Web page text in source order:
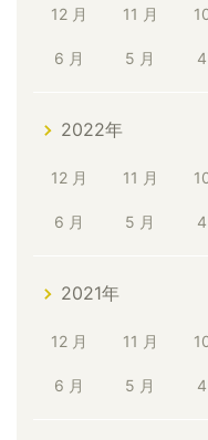
12 月 11 月
6 月 5 月
2022年
12 月 11 月
6 月 5 月
2021年
12 月 11 月
6 月 5 月